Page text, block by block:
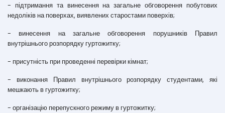
- підтримання та винесення на загальне обговорення побутових
недоліків на поверхах, виявлених старостами поверхів;
- винесення на загальне обговорення порушників Правил
внутрішнього розпорядку гуртожитку;
- присутність при проведенні перевірки кімнат;
- виконання Правил внутрішнього розпорядку студентами, які
мешкають в гуртожитку;
- організацію перепускного режиму в гуртожитку;